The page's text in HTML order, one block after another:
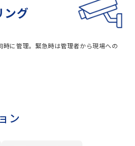
ング
に管理。緊急時は管理者から現場への
ン